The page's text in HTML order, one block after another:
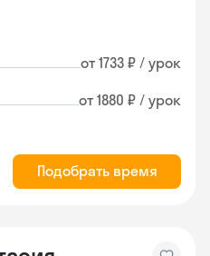
от 1733 ₽ / урок
от 1880 ₽ / урок
Подобрать время